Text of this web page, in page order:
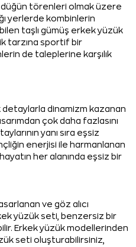
törenleri olmak üzere
yerlerde kombinlerin
taşlı gümüş erkek yüzük
tarzına sportif bir
de taleplerine karşılık
dinamizm kazanan
çok daha fazlasını
yanı sıra eşsiz
enerjisi ile harmanlanan
her alanında eşsiz bir
ve göz alıcı
yüzük seti, benzersiz bir
Erkek yüzük modellerinden
seti oluşturabilirsiniz,